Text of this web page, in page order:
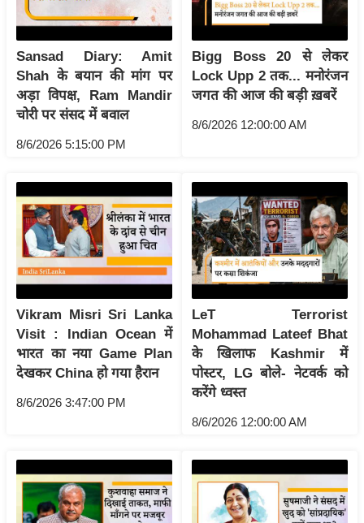
ल
बे
मि
सा
ल
श
य
त
यं
ग
इं
या
सा
हि
त्य
ज
ऑ
टो
व
Sansad Diary: Amit
Shah के बयान की मांग पर
अड़ा विपक्ष, Ram Mandir
चोरी पर संसद में बवाल
8/6/2026 5:15:00 PM
Bigg Boss 20 से लेकर
Lock Upp 2 तक... मनोरंजन
जगत की आज की बड़ी ख़बरें
8/6/2026 12:00:00 AM
Vikram Misri Sri Lanka
Visit : Indian Ocean में
भारत का नया Game Plan
देखकर China हो गया हैरान
8/6/2026 3:47:00 PM
LeT Terrorist
Mohammad Lateef Bhat
के खिलाफ Kashmir में
पोस्टर, LG बोले- नेटवर्क को
करेंगे ध्वस्त
8/6/2026 12:00:00 AM